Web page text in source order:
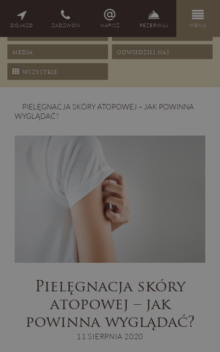
DOJAZD ZADZWOŃ NAPISZ REZERWUJ MENU
NAGRODY
MEDIA ODWIEDZILI NAS
WSZYSTKIE
PIELĘGNACJA SKÓRY ATOPOWEJ – JAK POWINNA
WYGLĄDAĆ?
Pielęgnacja skóry
atopowej – jak
powinna wyglądać?
11 SIERPNIA 2020